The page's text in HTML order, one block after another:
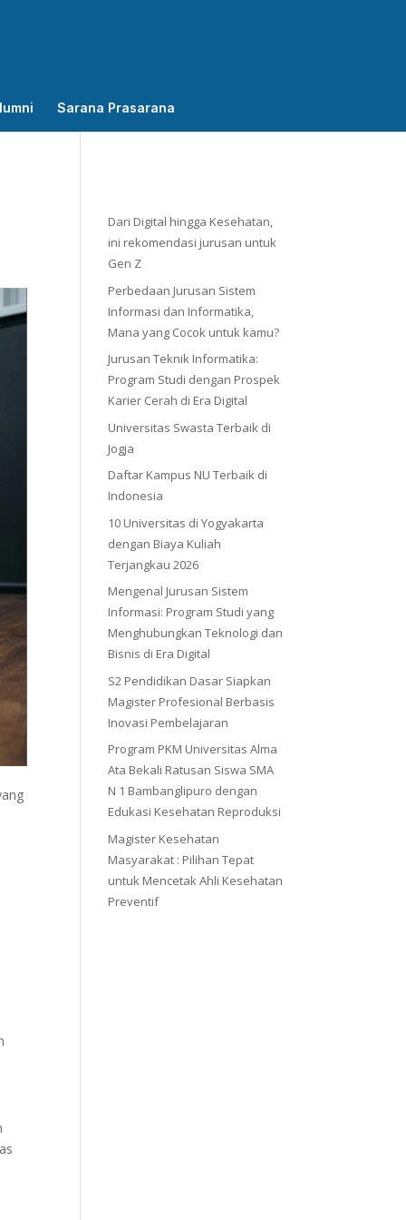
Sarana Prasarana
Dari Digital hingga Kesehatan,
ini rekomendasi jurusan untuk
Gen Z
Perbedaan Jurusan Sistem
Informasi dan Informatika,
Mana yang Cocok untuk kamu?
Jurusan Teknik Informatika:
Program Studi dengan Prospek
Karier Cerah di Era Digital
Universitas Swasta Terbaik di
Jogja
Daftar Kampus NU Terbaik di
Indonesia
10 Universitas di Yogyakarta
dengan Biaya Kuliah
Terjangkau 2026
Mengenal Jurusan Sistem
Informasi: Program Studi yang
Menghubungkan Teknologi dan
Bisnis di Era Digital
S2 Pendidikan Dasar Siapkan
Magister Profesional Berbasis
Inovasi Pembelajaran
Program PKM Universitas Alma
Ata Bekali Ratusan Siswa SMA
N 1 Bambanglipuro dengan
Edukasi Kesehatan Reproduksi
Magister Kesehatan
Masyarakat : Pilihan Tepat
untuk Mencetak Ahli Kesehatan
Preventif